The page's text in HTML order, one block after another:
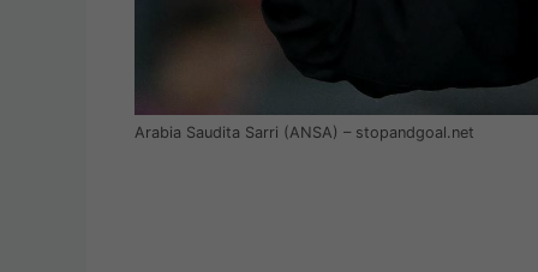
Arabia Saudita Sarri (ANSA) – stopandgoal.net